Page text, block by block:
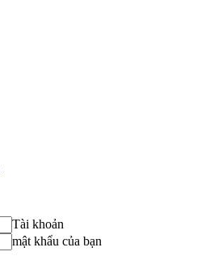
Tài khoản
mật khẩu của bạn